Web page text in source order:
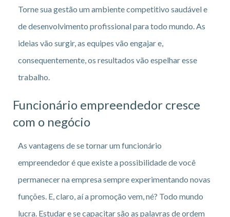
Torne sua gestão um ambiente competitivo saudável e
de desenvolvimento profissional para todo mundo. As
ideias vão surgir, as equipes vão engajar e,
consequentemente, os resultados vão espelhar esse
trabalho.
Funcionário empreendedor cresce
com o negócio
As vantagens de se tornar um funcionário
empreendedor é que existe a possibilidade de você
permanecer na empresa sempre experimentando novas
funções. E, claro, aí a promoção vem, né? Todo mundo
lucra. Estudar e se capacitar são as palavras de ordem